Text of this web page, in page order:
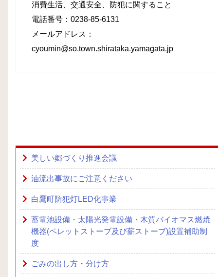
消費生活、交通安全、防犯に関すること
電話番号：0238-85-6131
メールアドレス：
cyoumin@so.town.shirataka.yamagata.jp
美しい郷づくり推進会議
油流出事故にご注意ください
白鷹町防犯灯LED化事業
蓄電池設備・太陽光発電設備・木質バイオマス燃焼
機器(ペレットストーブ及び薪ストーブ)設置補助制
度
ごみの出し方・分け方